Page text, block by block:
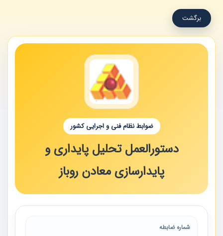
برگشت
ضوابط نظام فنی و اجرایی کشور
دستورالعمل تحلیل پایداری و
پایدارسازی معادن روباز
شماره ضابطه